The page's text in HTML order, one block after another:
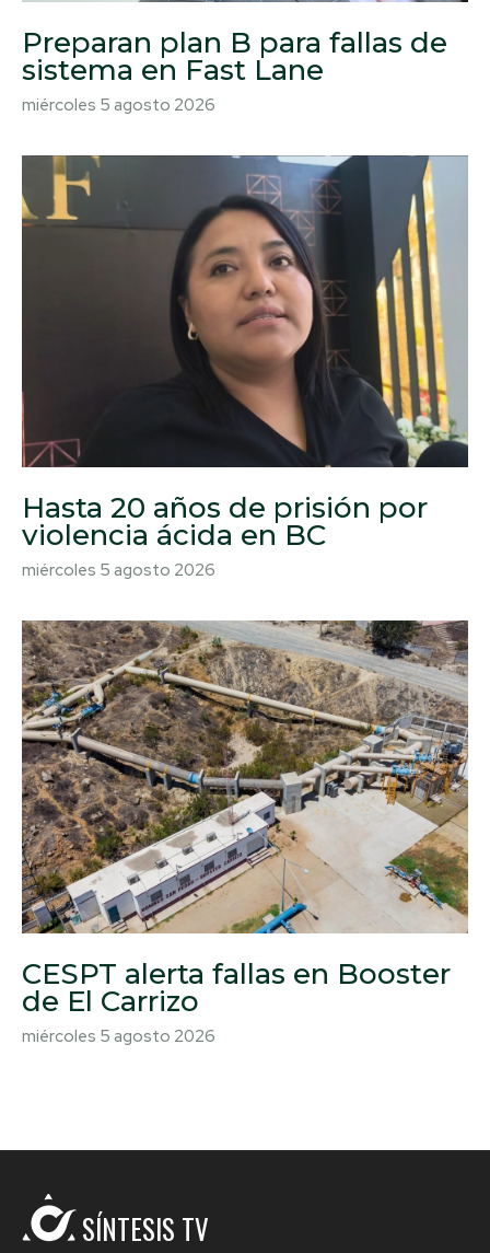
Preparan plan B para fallas de
sistema en Fast Lane
miércoles 5 agosto 2026
Hasta 20 años de prisión por
violencia ácida en BC
miércoles 5 agosto 2026
CESPT alerta fallas en Booster
de El Carrizo
miércoles 5 agosto 2026
SÍNTESIS TV